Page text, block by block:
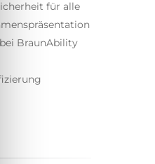
für alle
BraunAbility